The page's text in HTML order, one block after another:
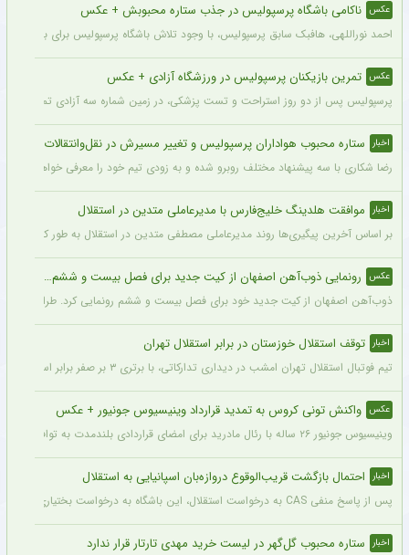
عکس ناکامی باشگاه پرسپولیس در جذب ستاره محبوبش + عکس
احمد نوراللهی، هافبک سابق پرسپولیس، با وجود تلاش باشگاه پرسپولیس برای بازگشت
عکس تمرین بازیکنان پرسپولیس در ورزشگاه آزادی + عکس
پرسپولیس پس از دو روز استراحت و تست پزشکی، در زمین شماره سه آزادی تمرین کرد.
اخبار ستاره محبوب هواداران پرسپولیس و تغییر مسیرش در نقل‌وانتقالات
رضا شکاری با سه پیشنهاد مختلف روبرو شده و به زودی تیم خود را معرفی خواهد کرد.
اخبار موافقت هلدینگ خلیج‌فارس با مدیرعاملی متدین در استقلال
بر اساس آخرین پیگیری‌ها روند مدیرعاملی مصطفی متدین در استقلال به طور کامل
عکس رونمایی ذوب‌آهن اصفهان از کیت جدید برای فصل بیست و ششم + عکس
ذوب‌آهن اصفهان از کیت جدید خود برای فصل بیست و ششم رونمایی کرد. طراحی
اخبار توقف استقلال خوزستان در برابر استقلال تهران
تیم فوتبال استقلال تهران امشب در دیداری تدارکاتی، با برتری ۳ بر صفر برابر استقلال خوزستان، با دبل سعید سحرخیزان و گل یاسر آسانی پیروز شد.
عکس واکنش تونی کروس به تمدید قرارداد وینیسیوس جونیور + عکس
وینیسیوس جونیور ۲۶ ساله با رئال مادرید برای امضای قراردادی بلندمدت به توافق رسید که او را تا سال ۲۰۳۲ در سانتیاگو برنابئو نگه خواهد داشت و به شایعات درباره احتمال جدایی‌اش از این باشگاه پایان می‌دهد.
اخبار احتمال بازگشت قریب‌الوقوع دروازه‌بان اسپانیایی به استقلال
پس از پاسخ منفی CAS به درخواست استقلال، این باشگاه به درخواست بختیاری‌زاده قصد دارد قرارداد آنتونیو آدان، دروازه‌بان اسپانیایی فصل گذشته، را تمدید کند.
اخبار ستاره محبوب گل‌گهر در لیست خرید مهدی تارتار قرار ندارد